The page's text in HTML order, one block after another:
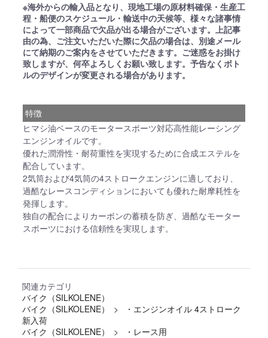
※海外からの輸入品となり、現地工場の原材料確保・生産工
程・船便のスケジュール・輸送中の天候等、様々な諸事情
によって一部商品で欠品が出る場合がございます。上記事
由の為、ご注文いただいた際に欠品の場合は、別途メール
にて納期のご案内をさせていただきます。ご迷惑をお掛け
致しますが、何卒よろしくお願い致します。予告なくボト
ルのデザインが変更される場合があります。
特徴
ヒマシ油ベースのモータースポーツ対応高性能レーシング
エンジンオイルです。
優れた潤滑性・耐荷重性を実現するために合成エステルを
配合しています。
2気筒および4気筒の4ストロークエンジンに適しており、
過酷なレースコンディションにおいても優れた耐摩耗性を
発揮します。
独自の配合によりカーボンの蓄積を防ぎ、過酷なモーター
スポーツにおける信頼性を実現します。
関連カテゴリ
バイク（SILKOLENE）
バイク（SILKOLENE）
・エンジンオイル 4ストローク
新入荷
バイク（SILKOLENE）
・レース用